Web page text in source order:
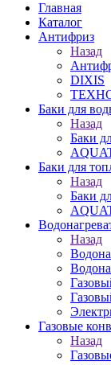
Главная
Каталог
Антифриз
Назад
DIXIS
Баки для
Назад
Баки
Баки для
Назад
Баки
Назад
Газовые
Назад